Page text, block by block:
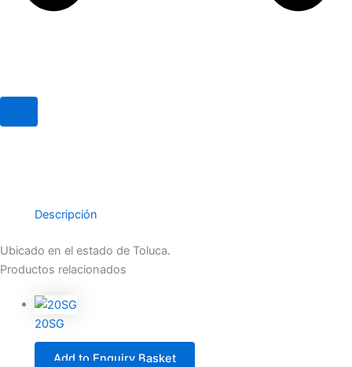
Descripción
Ubicado en el estado de Toluca.
Productos relacionados
20SG
Add to Enquiry Basket